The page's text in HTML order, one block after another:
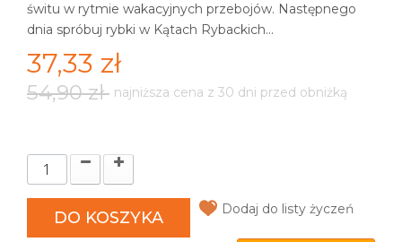
świtu w rytmie wakacyjnych przebojów. Następnego
dnia spróbuj rybki w Kątach Rybackich...
37,33 zł
54,90 zł najniższa cena z 30 dni przed obniżką
DO KOSZYKA Dodaj do listy życzeń